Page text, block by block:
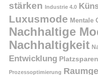
stärken
Industrie 4.0
Luxusmode Mentale
Nachhaltige
Nachhaltigkeit
Entwicklung
Prozessoptimierung